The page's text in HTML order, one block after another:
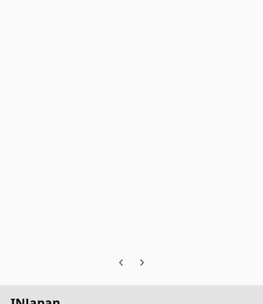
Previous carousel slide
Next carousel slide